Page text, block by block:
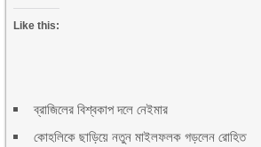
Like this:
ব্রাজিলের বিশ্বকাপ দলে নেইমার
কোহলিকে ছাড়িয়ে নতুন মাইলফলক গড়লেন রোহিত